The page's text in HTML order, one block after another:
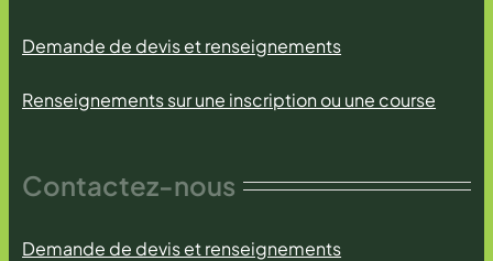
Demande de devis et renseignements
Renseignements sur une inscription ou une course
Contactez-nous
Demande de devis et renseignements